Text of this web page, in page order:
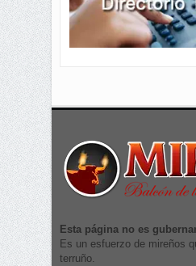
Esta página no es
Es un esfuerzo de mireños
terruño.